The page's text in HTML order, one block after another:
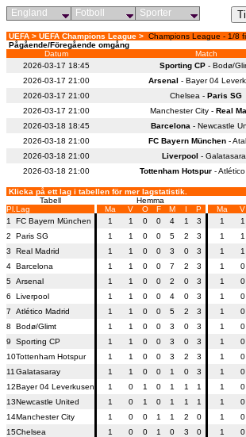
UEFA > UEFA Champions League > Champions League - 1/8
Pågående/Föregående omgång
Datum
Match
2026-03-17 18:45
Sporting CP- Bodø/
2026-03-17 21:00
Arsenal - Bayer 04
2026-03-17 21:00
Chelsea - Paris SG
2026-03-17 21:00
Manchester City - Real
2026-03-18 18:45
Barcelona - Newcastle
2026-03-18 21:00
FC Bayern München -
2026-03-18 21:00
Liverpool -
2026-03-18 21:00
Tottenham Hotspur -
Klicka på ett lag i tabellen för mer lagstatistik.
Tabell
Hemma
Pl. Lag Ma V O F M I P Ma V
1
FC Bayern München 1 1 0 0 4 1 3 1 1
2
Paris SG 1 1 0 0 5 2 3 1 1
3
Real Madrid 1 1 0 0 3 0 3 1 1
4 Barcelona 1 1 0 0 7 2 3 1 0
5 Arsenal 1 1 0 0 2 0 3 1 0
6
Liverpool 1 1 0 0 4 0 3 1 0
7
Atlético Madrid 1 1 0 0 5 2 3 1 0
8
Bodø/Glimt 1 1 0 0 3 0 3 1 0
9
Sporting CP 1 1 0 0 3 0 3 1 0
10Tottenham Hotspur 1 1 0 0 3 2 3 1 0
11 Galatasaray 1 1 0 0 1 0 3 1 0
12Bayer 04 Leverkusen 1 0 1 0 1 1 1 1 0
13Newcastle United 1 0 1 0 1 1 1 1 0
14Manchester City 1 0 0 1 1 2 0 1 0
15Chelsea 1 0 0 1 0 3 0 1 0
England Fotboll Sporter